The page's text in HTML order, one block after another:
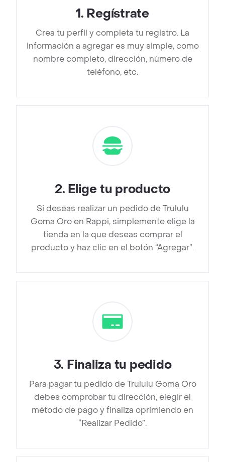
1. Regístrate
Crea tu perfil y completa tu registro. La
información a agregar es muy simple, como
nombre completo, dirección, número de
teléfono, etc.
2. Elige tu producto
Si deseas realizar un pedido de Trululu
Goma Oro en Rappi, simplemente elige la
tienda en la que deseas comprar el
producto y haz clic en el botón “Agregar”.
3. Finaliza tu pedido
Para pagar tu pedido de Trululu Goma Oro
debes comprobar tu dirección, elegir el
método de pago y finaliza oprimiendo en
“Realizar Pedido”.